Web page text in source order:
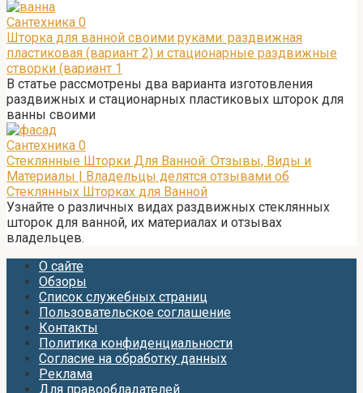
Сантехника 0
Шторка для ванной своими руками: раздвижная
пластиковая (вариант 2) и стационарные раздвижные
створки (вариант 1
В статье рассмотрены два варианта изготовления
раздвижных и стационарных пластиковых шторок для
ванны своими
Сантехника 0
Стеклянные Шторки Для Ванной: Отзывы, Виды и
Материалы | Владельцы делятся отзывами об
Стеклянных Шторках для Ванной
Узнайте о различных видах раздвижных стеклянных
шторок для ванной, их материалах и отзывах
владельцев.
О сайте
Обзоры
Список служебных страниц
Пользовательское соглашение
Контакты
Политика конфиденциальности
Согласие на обработку данных
Реклама
Для правообладателей